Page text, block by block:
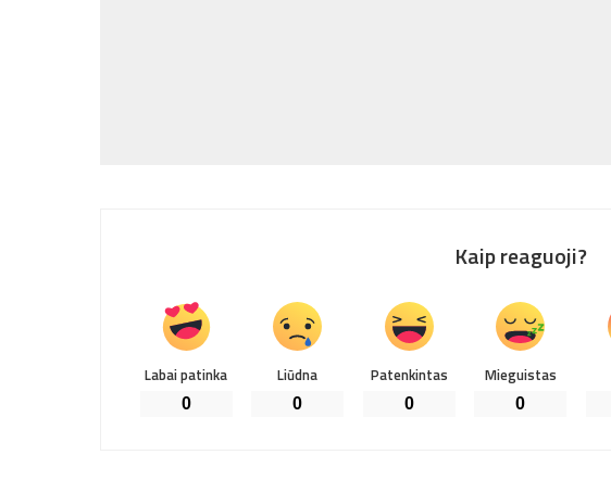
Kaip reaguoji?
Labai patinka
0
Liūdna
0
Patenkintas
0
Mieguistas
0